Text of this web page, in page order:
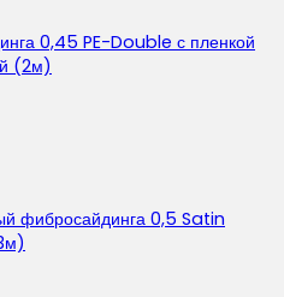
0,45 PE-Double с пленкой
(2м)
фибросайдинга 0,5 Satin